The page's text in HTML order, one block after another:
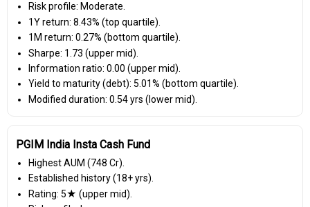
Risk profile: Moderate.
1Y return: 8.43% (top quartile).
1M return: 0.27% (bottom quartile).
Sharpe: 1.73 (upper mid).
Information ratio: 0.00 (upper mid).
Yield to maturity (debt): 5.01% (bottom quartile).
Modified duration: 0.54 yrs (lower mid).
PGIM India Insta Cash Fund
Highest AUM (₹748 Cr).
Established history (18+ yrs).
Rating: 5★ (upper mid).